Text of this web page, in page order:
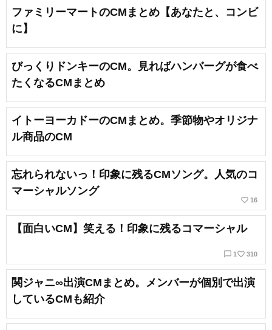
ファミリーマートのCMまとめ【あなたと、コンビ
に】
びっくりドンキーのCM。見ればハンバーグが食べ
たくなるCMまとめ
イトーヨーカドーのCMまとめ。季節物やオリジナ
ル商品のCM
忘れられないっ！印象に残るCMソング。人気のコ
マーシャルソング
favorite_border 16
【面白いCM】笑える！印象に残るコマーシャル
chat_bubble_outline 1 favorite_border 310
関ジャニ∞出演CMまとめ。メンバーが個別で出演
しているCMも紹介